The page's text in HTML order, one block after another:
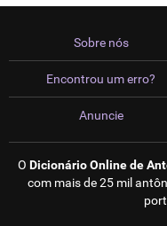
Sobre nós
Encontrou um erro?
Anuncie
O Dicionário Online de
com mais de 25 mil